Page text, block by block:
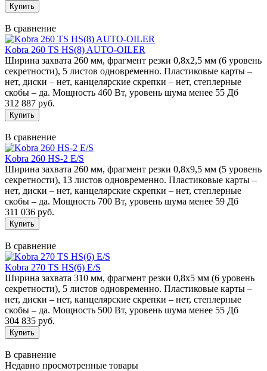
В сравнение
Kobra 260 TS HS(8) AUTO-OILER
Ширина захвата 260 мм, фрагмент резки 0,8х2,5 мм (6 уровень
секретности), 5 листов одновременно. Пластиковые карты –
нет, диски – нет, канцелярские скрепки – нет, степлерные
скобы – да. Мощность 460 Вт, уровень шума менее 55 Дб
312 887 руб.
В сравнение
Kobra 260 HS-2 E/S
Ширина захвата 260 мм, фрагмент резки 0,8х9,5 мм (5 уровень
секретности), 13 листов одновременно. Пластиковые карты –
нет, диски – нет, канцелярские скрепки – нет, степлерные
скобы – да. Мощность 700 Вт, уровень шума менее 59 Дб
311 036 руб.
В сравнение
Kobra 270 TS HS(6) E/S
Ширина захвата 310 мм, фрагмент резки 0,8х5 мм (6 уровень
секретности), 5 листов одновременно. Пластиковые карты –
нет, диски – нет, канцелярские скрепки – нет, степлерные
скобы – да. Мощность 500 Вт, уровень шума менее 55 Дб
304 835 руб.
В сравнение
Недавно просмотренные товары